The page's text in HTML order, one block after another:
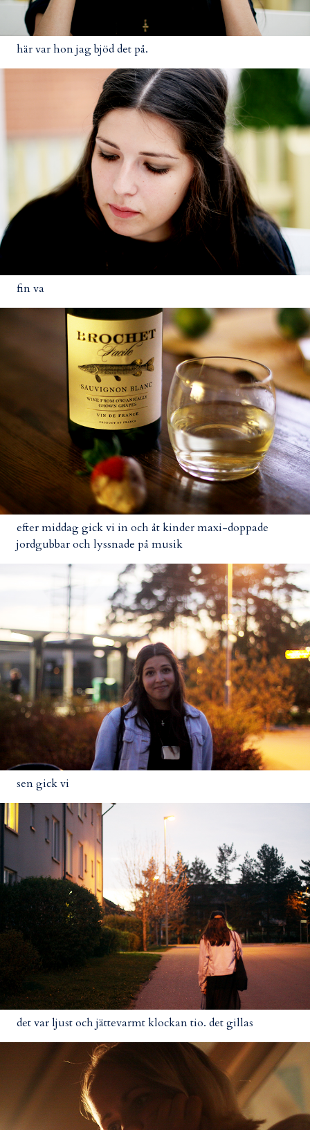
här var hon jag bjöd det på.
fin va
efter middag gick vi in och åt kinder maxi-doppade
jordgubbar och lyssnade på musik
sen gick vi
det var ljust och jättevarmt klockan tio. det gillas